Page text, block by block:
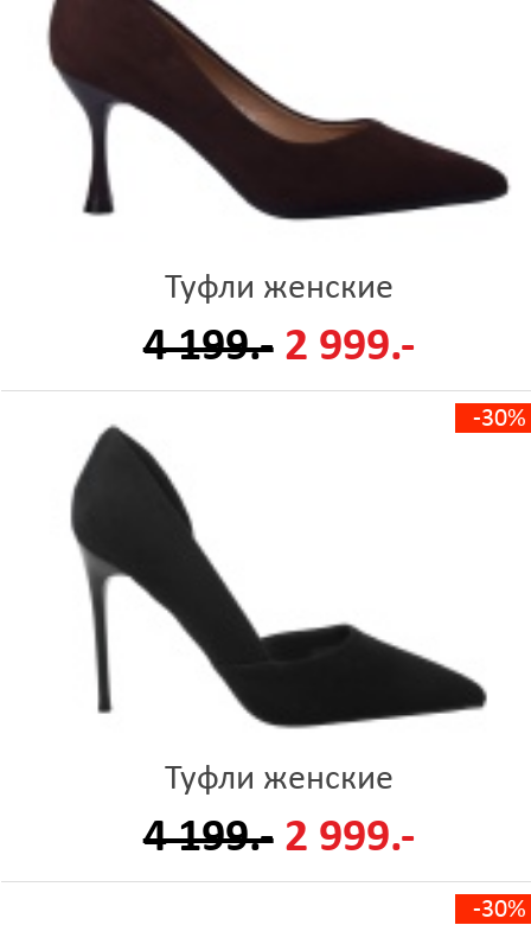
Туфли женские
4 199.- 2 999.-
-30%
Туфли женские
4 199.- 2 999.-
-30%